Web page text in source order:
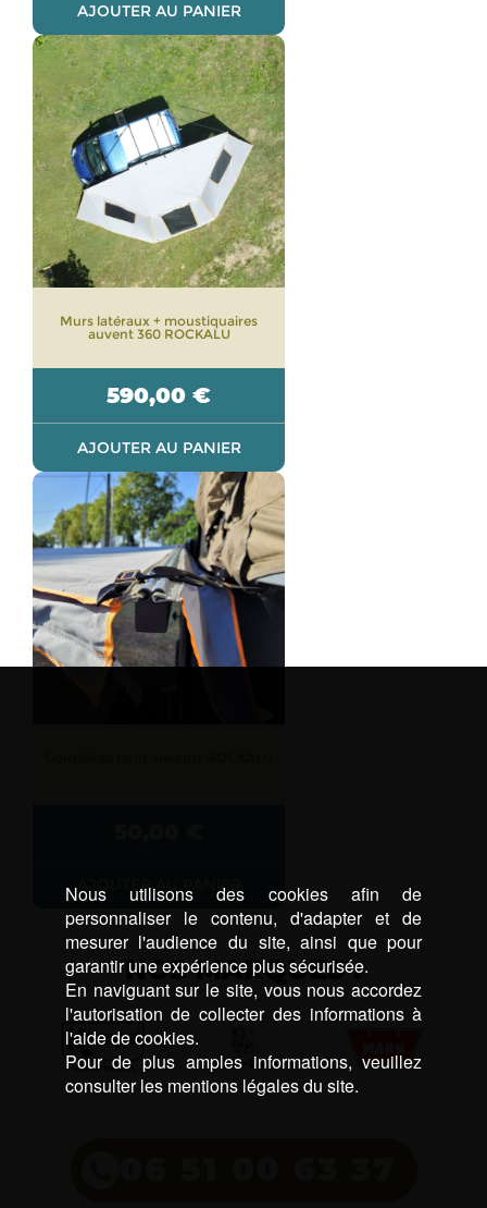
AJOUTER AU PANIER
Murs latéraux + moustiquaires
auvent 360 ROCKALU
590,00 €
AJOUTER AU PANIER
AJOUTER AU PANIER
NOS MARQUES :
Nous utilisons des cookies afin de
personnaliser le contenu, d'adapter et de
mesurer l'audience du site, ainsi que pour
garantir une expérience plus sécurisée.
En naviguant sur le site, vous nous accordez
l'autorisation de collecter des informations à
l'aide de cookies.
Pour de plus amples informations, veuillez
consulter les mentions légales du site.